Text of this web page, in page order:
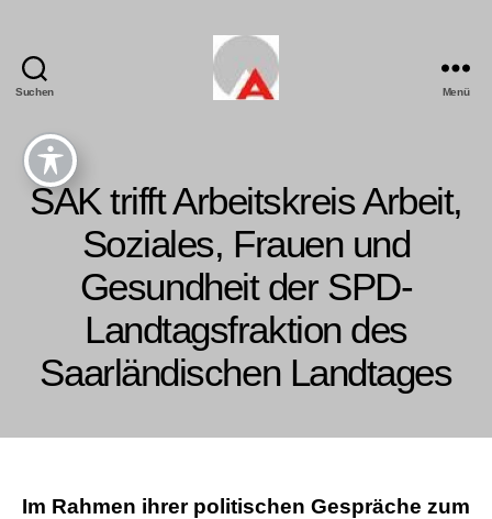
Suchen Menü
SAK trifft Arbeitskreis Arbeit,
Soziales, Frauen und
Gesundheit der SPD-
Landtagsfraktion des
Saarländischen Landtages
Im Rahmen ihrer politischen Gespräche zum